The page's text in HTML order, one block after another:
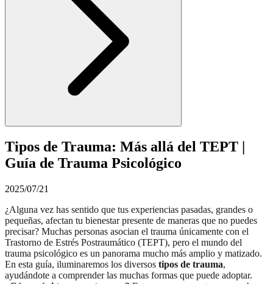
Tipos de Trauma: Más allá del TEPT |
Guía de Trauma Psicológico
2025/07/21
¿Alguna vez has sentido que tus experiencias pasadas, grandes o
pequeñas, afectan tu bienestar presente de maneras que no puedes
precisar? Muchas personas asocian el trauma únicamente con el
Trastorno de Estrés Postraumático (TEPT), pero el mundo del
trauma psicológico es un panorama mucho más amplio y matizado.
En esta guía, iluminaremos los diversos tipos de trauma,
ayudándote a comprender las muchas formas que puede adoptar.